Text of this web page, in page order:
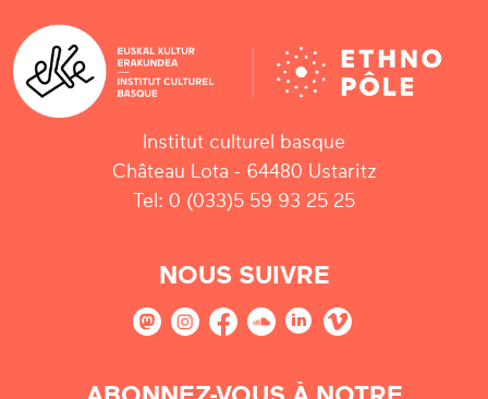
Institut culturel basque
Château Lota - 64480 Ustaritz
Tel: 0 (033)5 59 93 25 25
NOUS SUIVRE